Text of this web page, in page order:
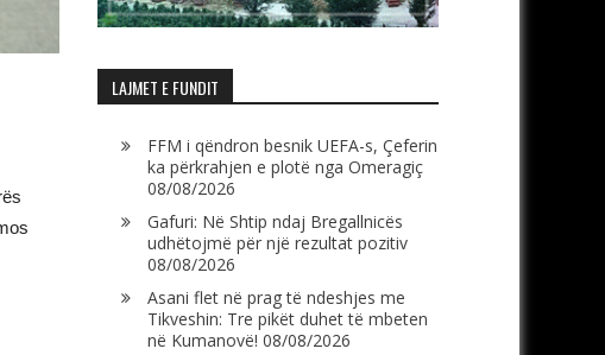
LAJMET E FUNDIT
FFM i qëndron besnik UEFA-s, Çeferin
ka përkrahjen e plotë nga Omeragiç
08/08/2026
Gafuri: Në Shtip ndaj Bregallnicës
udhëtojmë për një rezultat pozitiv
08/08/2026
Asani flet në prag të ndeshjes me
Tikveshin: Tre pikët duhet të mbeten
në Kumanovë! 08/08/2026